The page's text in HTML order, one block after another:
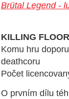
Brütal Legend -
KILLING
Komu hru
deathcoru
Počet
O prvním dílu